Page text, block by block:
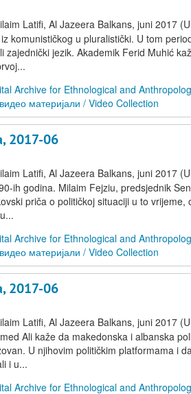
Latifi, Al Jazeera Balkans, juni 2017
komunističkog u pluralistički. U tom
jezik. Akademik Ferid Muhić
Archive for Ethnological and
материјали / Video Collection
2017-06
Latifi, Al Jazeera Balkans, juni 2017
ih godina. Milaim Fejziu, predsjednik
priča o političkoj situaciji u to vrijeme,
Archive for Ethnological and
материјали / Video Collection
2017-06
Latifi, Al Jazeera Balkans, juni 2017
Ali kaže da makedonska i albanska
U njihovim političkim platformama i
i u...
Archive for Ethnological and